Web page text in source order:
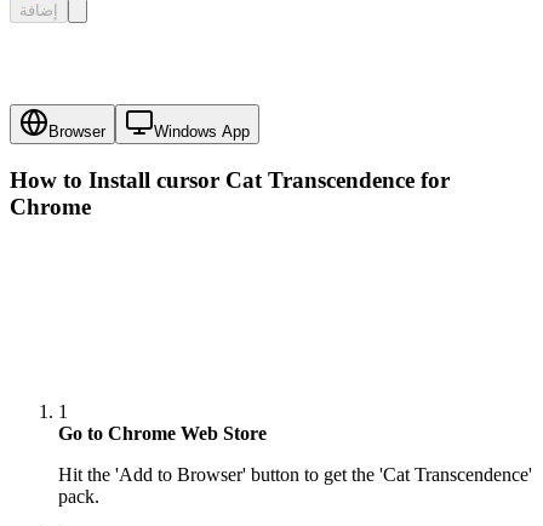
إضافة
Browser Windows App
How to Install cursor Cat Transcendence for
Chrome
1
Go to Chrome Web Store
Hit the 'Add to Browser' button to get the 'Cat Transcendence'
pack.